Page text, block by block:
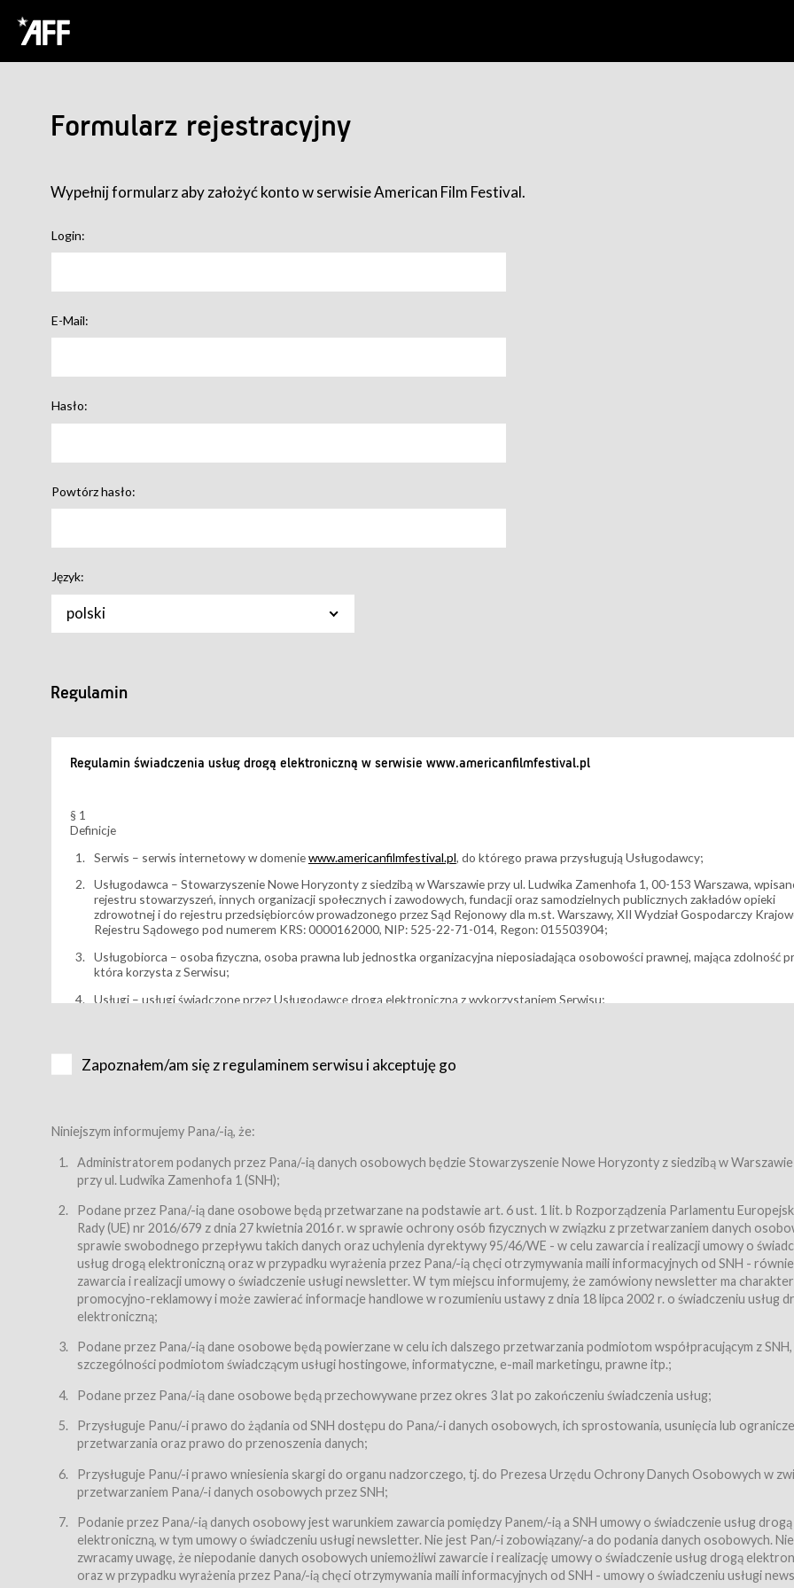
Formularz rejestracyjny
Wypełnij formularz aby założyć konto w serwisie American Film Festival.
Login:
E-Mail:
Hasło:
Powtórz hasło:
Język:
polski
Regulamin
Regulamin świadczenia usług drogą elektroniczną w serwisie www.americanfilmfestival.pl
§ 1
Definicje
Serwis – serwis internetowy w domeniewww.americanfilmfestival.pl, do którego prawa przysługują Usługodawcy;
Usługodawca – Stowarzyszenie Nowe Horyzonty z siedzibą w Warszawie przy ul. Ludwika Zamenhofa 1, 00-153 Warszawa,
rejestru stowarzyszeń, innych organizacji społecznych i zawodowych, fundacji oraz samodzielnych publicznych zakładów opieki
zdrowotnej i do rejestru przedsiębiorców prowadzonego przez Sąd Rejonowy dla m.st. Warszawy, XII Wydział Gospodarczy
Rejestru Sądowego pod numerem KRS: 0000162000, NIP: 525-22-71-014, Regon: 015503904;
Usługobiorca – osoba fizyczna, osoba prawna lub jednostka organizacyjna nieposiadająca osobowości prawnej, mająca zdolność
która korzysta z Serwisu;
Usługi – usługi świadczone przez Usługodawcę drogą elektroniczną z wykorzystaniem Serwisu;
Karnety – wybrane dokumenty potwierdzające zawarcie umowy z Usługodawcą i uprawniające do wzięcia udziału w Wydarzeniu,
Bilety – wybrane dokumenty potwierdzające zawarcie umowy z Usługodawcą i uprawniające do wzięcia udziału w Wydarzeniu,
przewidziane przez Usługodawcę dla danego Wydarzenia, tj. uprawniające do uczestnictwa w wielu albo w pojedynczych seansach
filmowych, wydarzeniach specjalnych i koncertach;
Sklep – sklep internetowy prowadzony przez Usługodawcę w Serwisie;
Regulamin – niniejszy regulamin.
§ 2
Postanowienia ogólne
Regulamin określa zasady:
świadczenia Usługobiorcom Usług przez Usługodawcę, z zastrzeżeniem usług, o których mowa w ust. 2 pkt. 4 i 5 poniżej,
zasady świadczenia precyzują odrębne regulaminy,
przetwarzania przez Usługodawcę danych osobowych Usługobiorców będących osobami fizycznymi.
Usługodawca świadczy w szczególności następujące Usługi:Usługodawca świadczy Usługi drogą elektroniczną w rozumieniu
dnia 18 lipca 2002 r. o świadczeniu usług drogą elektroniczną (Dz.U. z 2002 r., Nr 144, poz. 1204, z późń. zm.). Usługi świadczone są
nieodpłatnie.
usługę przeglądania i odczytywania przez Usługobiorców materiałów zamieszczanych w Serwisie,
usługę newsletter,
usługę zawierania na odległość umów nabycia Karnetów i Biletów,
usługę zawierania na odległość umów sprzedaży w Sklepie.
Usługodawca świadczy Usługi drogą elektroniczną w rozumieniu ustawy z dnia 18 lipca 2002 r. o świadczeniu usług drogą
(Dz.U. z 2002 r., Nr 144, poz. 1204, z późń. zm.). Usługi świadczone są nieodpłatnie.
Zapoznałem/am się z regulaminem serwisu i akceptuję go
Niniejszym informujemy Pana/-ią, że:
Administratorem podanych przez Pana/-ią danych osobowych będzie Stowarzyszenie Nowe Horyzonty z siedzibą w
przy ul. Ludwika Zamenhofa 1 (SNH);
Podane przez Pana/-ią dane osobowe będą przetwarzane na podstawie art. 6 ust. 1 lit. b Rozporządzenia Parlamentu
Rady (UE) nr 2016/679 z dnia 27 kwietnia 2016 r. w sprawie ochrony osób fizycznych w związku z przetwarzaniem danych
sprawie swobodnego przepływu takich danych oraz uchylenia dyrektywy 95/46/WE - w celu zawarcia i realizacji umowy o
usług drogą elektroniczną oraz w przypadku wyrażenia przez Pana/-ią chęci otrzymywania maili informacyjnych od SNH -
zawarcia i realizacji umowy o świadczenie usługi newsletter. W tym miejscu informujemy, że zamówiony newsletter ma charakter
promocyjno-reklamowy i może zawierać informacje handlowe w rozumieniu ustawy z dnia 18 lipca 2002 r. o świadczeniu usług
elektroniczną;
Podane przez Pana/-ią dane osobowe będą powierzane w celu ich dalszego przetwarzania podmiotom współpracującym z
szczególności podmiotom świadczącym usługi hostingowe, informatyczne, e-mail marketingu, prawne itp.;
Podane przez Pana/-ią dane osobowe będą przechowywane przez okres 3 lat po zakończeniu świadczenia usług;
Przysługuje Panu/-i prawo do żądania od SNH dostępu do Pana/-i danych osobowych, ich sprostowania, usunięcia lub
przetwarzania oraz prawo do przenoszenia danych;
Przysługuje Panu/-i prawo wniesienia skargi do organu nadzorczego, tj. do Prezesa Urzędu Ochrony Danych Osobowych w
przetwarzaniem Pana/-i danych osobowych przez SNH;
Podanie przez Pana/-ią danych osobowy jest warunkiem zawarcia pomiędzy Panem/-ią a SNH umowy o świadczenie usług drogą
elektroniczną, w tym umowy o świadczeniu usługi newsletter. Nie jest Pan/-i zobowiązany/-a do podania danych osobowych.
zwracamy uwagę, że niepodanie danych osobowych uniemożliwi zawarcie i realizację umowy o świadczenie usług drogą
oraz w przypadku wyrażenia przez Pana/-ią chęci otrzymywania maili informacyjnych od SNH - umowy o świadczeniu usługi